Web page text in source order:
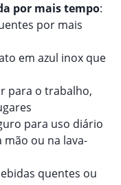
por mais tempo:
por mais
em azul inox que
para o trabalho,
para uso diário
mão ou na lava-
quentes ou